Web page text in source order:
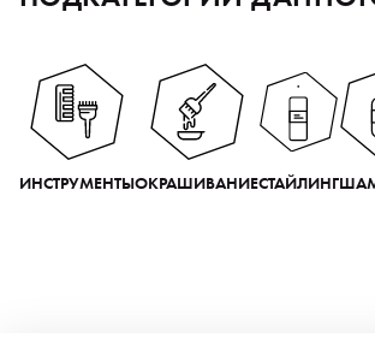
ИНСТРУМЕНТЫОКРАШИВАНИЕСТАЙЛИНГ